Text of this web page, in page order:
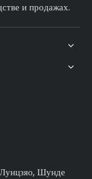
и продажах.
Шунде